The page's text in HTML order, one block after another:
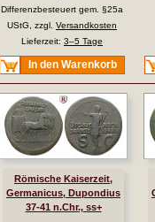
Differenzbesteuert gem. §25a
UStG, zzgl. Versandkosten
Lieferzeit: 3–5 Tage
In den Warenkorb
Römische Kaiserzeit,
Germanicus, Dupondius
37-41 n.Chr., ss+